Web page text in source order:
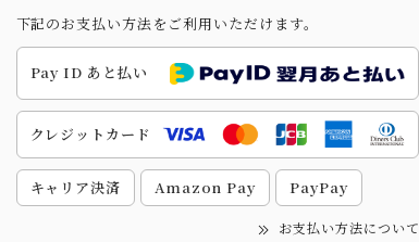
下記のお支払い方法をご利用いただけます。
Pay ID あと払い
クレジットカード
キャリア決済 Amazon Pay PayPay
お支払い方法について